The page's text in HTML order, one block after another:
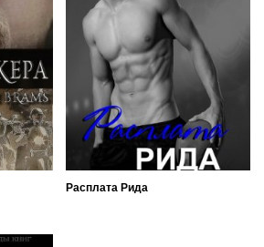
Расплата Рида